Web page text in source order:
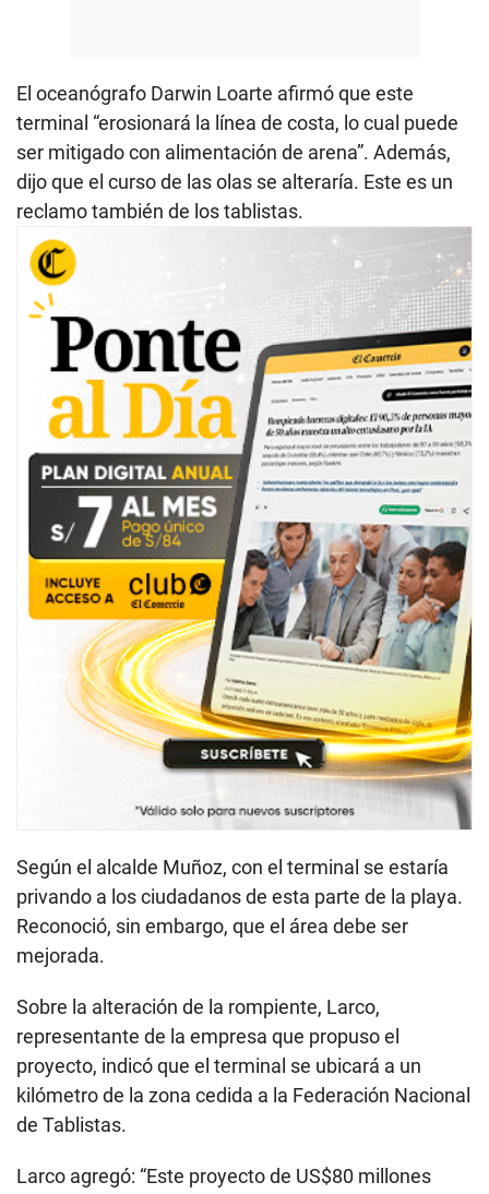
El oceanógrafo Darwin Loarte afirmó que este
terminal “erosionará la línea de costa, lo cual puede
ser mitigado con alimentación de arena”. Además,
dijo que el curso de las olas se alteraría. Este es un
reclamo también de los tablistas.
Según el alcalde Muñoz, con el terminal se estaría
privando a los ciudadanos de esta parte de la playa.
Reconoció, sin embargo, que el área debe ser
mejorada.
Sobre la alteración de la rompiente, Larco,
representante de la empresa que propuso el
proyecto, indicó que el terminal se ubicará a un
kilómetro de la zona cedida a la Federación Nacional
de Tablistas.
Larco agregó: “Este proyecto de US$80 millones